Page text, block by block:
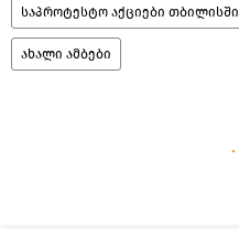
საპროტესტო აქციები თბილისში
ახალი ამბები